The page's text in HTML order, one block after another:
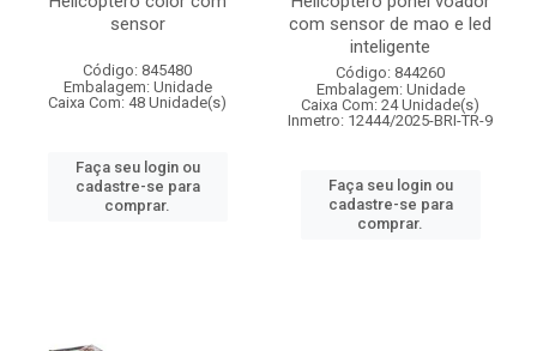
sensor
Código: 845480
Embalagem: Unidade
Caixa Com: 48 Unidade(s)
Faça seu login ou
cadastre-se para
comprar.
com sensor de mao e led
inteligente
Código: 844260
Embalagem: Unidade
Caixa Com: 24 Unidade(s)
Inmetro: 12444/2025-BRI-TR-9
Faça seu login ou
cadastre-se para
comprar.